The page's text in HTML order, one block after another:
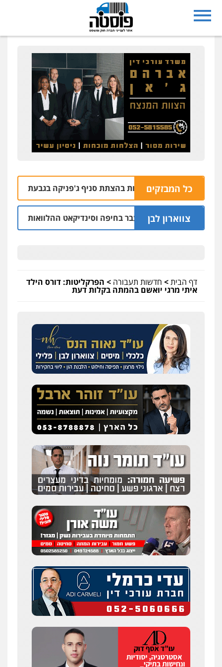
כל המבזקים
בחשד למעורבות בהצתת סניף ג'פניקה בגבעתיים 06.08 | 22:58
צווארון לבן
יו"ר ש"ס לשעבר בחיפה וסינדיקאט ההלוואות של משפחת
דף הבית> חדשות תעבורה > הפרקליטות: דורס הילד
איתי מרגי יואשם בהמתה בקלות דעת